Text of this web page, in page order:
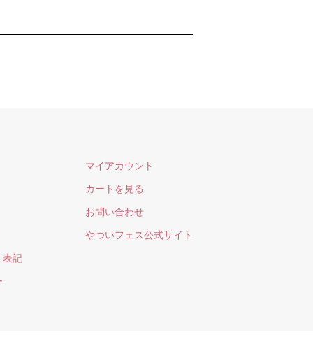
表記
マイアカウント
カートを見る
お問い合わせ
やついフェス公式サイト